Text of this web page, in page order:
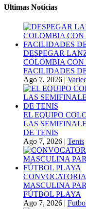
Ultimas Noticias
DESPEGAR
COLOMBIA CON
FACILIDADES
Ago 7, 2026 |
EL EQUIPO
LAS
DE TENIS
Ago 7, 2026 | Tenis
MASCULINA
FÚTBOL PLAYA
Ago 7, 2026 |